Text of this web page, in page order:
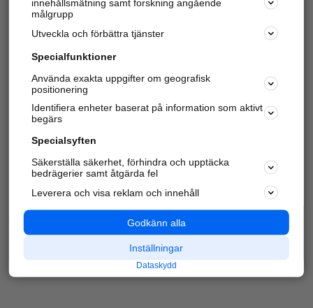
Har du redan verifierat ditt företag? Logga in
Varje vecka besöker du och4 miljoner
andra
härliga användare oss för att hitta rätt lokal
information om företag, privatpersoner och
platser.
innehållsmätning samt forskning angående
målgrupp
Utveckla och förbättra tjänster
Specialfunktioner
Använda exakta uppgifter om geografisk
positionering
Identifiera enheter baserat på information som aktivt
begärs
Specialsyften
Säkerställa säkerhet, förhindra och upptäcka
bedrägerier samt åtgärda fel
Leverera och visa reklam och innehåll
Godkänn alla
Inställningar
Dataskydd